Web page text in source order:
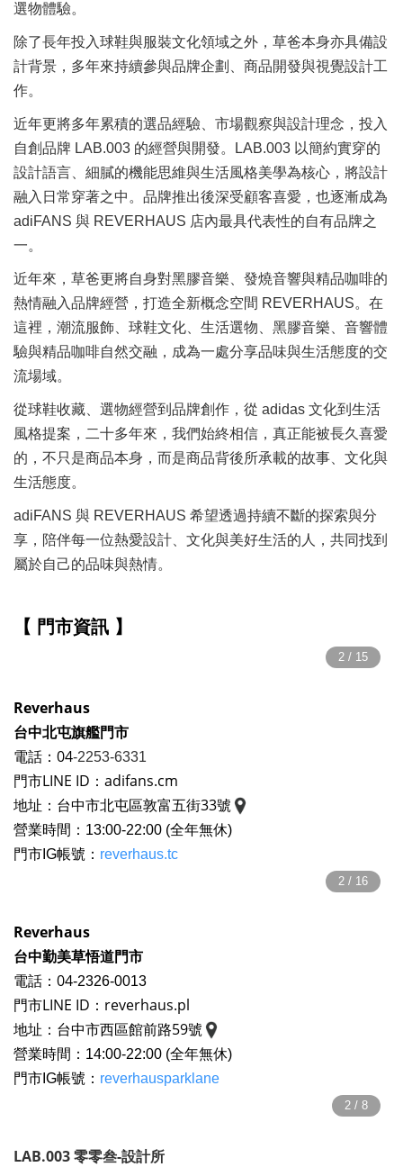
選物體驗。
除了長年投入球鞋與服裝文化領域之外，草爸本身亦具備設
計背景，多年來持續參與品牌企劃、商品開發與視覺設計工
作。
近年更將多年累積的選品經驗、市場觀察與設計理念，投入
自創品牌 LAB.003 的經營與開發。LAB.003 以簡約實穿的
設計語言、細膩的機能思維與生活風格美學為核心，將設計
融入日常穿著之中。品牌推出後深受顧客喜愛，也逐漸成為
adiFANS 與 REVERHAUS 店內最具代表性的自有品牌之
一。
近年來，草爸更將自身對黑膠音樂、發燒音響與精品咖啡的
熱情融入品牌經營，打造全新概念空間 REVERHAUS。在
這裡，潮流服飾、球鞋文化、生活選物、黑膠音樂、音響體
驗與精品咖啡自然交融，成為一處分享品味與生活態度的交
流場域。
從球鞋收藏、選物經營到品牌創作，從 adidas 文化到生活
風格提案，二十多年來，我們始終相信，真正能被長久喜愛
的，不只是商品本身，而是商品背後所承載的故事、文化與
生活態度。
adiFANS 與 REVERHAUS 希望透過持續不斷的探索與分
享，陪伴每一位熱愛設計、文化與美好生活的人，共同找到
屬於自己的品味與熱情。
【 門市資訊 】
Reverhaus
台中北屯旗艦門市
電話：04-2253-6331
門市LINE ID：adifans.cm
地址：台中市北屯區敦富五街33號
營業時間：13:00-22:00 (全年無休)
門市IG帳號： reverhaus.tc
Reverhaus
台中勤美草悟道門市
電話：04-2326-0013
門市LINE ID：reverhaus.pl
地址：台中市西區館前路59號
營業時間：14:00-22:00 (全年無休)
門市IG帳號： reverhausparklane
LAB.003 零零叁-設計所